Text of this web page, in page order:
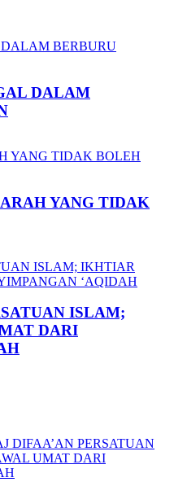
DALAM
YANG TIDAK
ISLAM;
DARI
DIFAA’AN PERSATUAN
UMAT DARI